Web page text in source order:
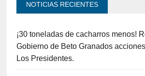
NOTICIAS RECIENTES
¡30 toneladas de cacharros menos!
Gobierno de Beto Granados
Los Presidentes.